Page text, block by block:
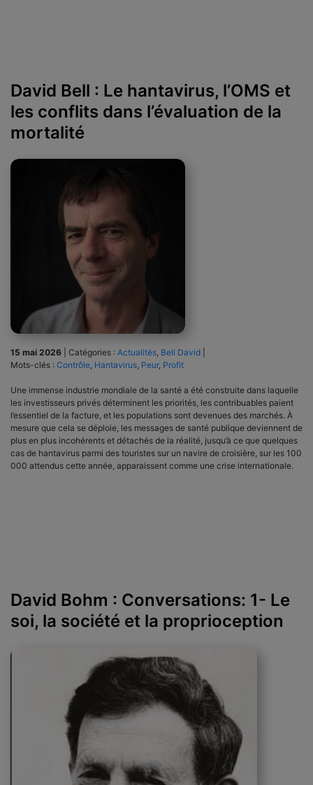
David Bell : Le hantavirus, l’OMS et
les conflits dans l’évaluation de la
mortalité
15 mai 2026 Catégories : Actualités, Bell David
Mots-clés : Contrôle, Hantavirus, Peur, Profit
Une immense industrie mondiale de la santé a été construite dans laquelle
les investisseurs privés déterminent les priorités, les contribuables paient
l’essentiel de la facture, et les populations sont devenues des marchés. À
mesure que cela se déploie, les messages de santé publique deviennent de
plus en plus incohérents et détachés de la réalité, jusqu’à ce que quelques
cas de hantavirus parmi des touristes sur un navire de croisière, sur les 100
000 attendus cette année, apparaissent comme une crise internationale.
David Bohm : Conversations: 1- Le
soi, la société et la proprioception